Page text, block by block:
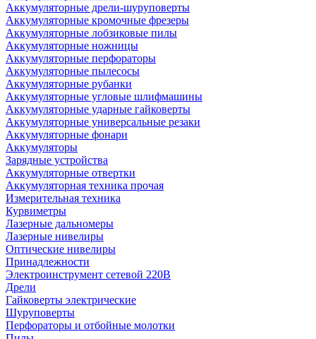
Аккумуляторные дрели-шуруповерты
Аккумуляторные кромочные фрезеры
Аккумуляторные лобзиковые пилы
Аккумуляторные ножницы
Аккумуляторные перфораторы
Аккумуляторные пылесосы
Аккумуляторные рубанки
Аккумуляторные угловые шлифмашины
Аккумуляторные ударные гайковерты
Аккумуляторные универсальные резаки
Аккумуляторные фонари
Аккумуляторы
Зарядные устройства
Аккумуляторные отвертки
Аккумуляторная техника прочая
Измерительная техника
Курвиметры
Лазерные дальномеры
Лазерные нивелиры
Оптические нивелиры
Принадлежности
Электроинструмент сетевой 220В
Дрели
Гайковерты электрические
Шуруповерты
Перфораторы и отбойные молотки